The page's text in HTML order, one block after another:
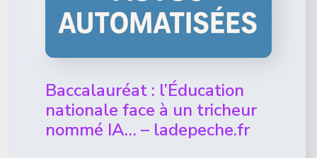
Baccalauréat : l’Éducation
nationale face à un tricheur
nommé IA… – ladepeche.fr